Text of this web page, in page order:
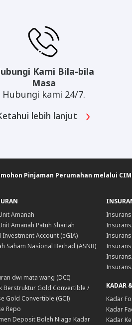
Kami Bila-bila
Masa
Hubungi kami 24/7.
lebih lanjut
Pinjaman Perumahan melalui
Amanah
Amanah Patuh Shariah
Investment Account (eGIA)
Saham Nasional Berhad (ASNB)
dwi mata wang (DCI)
Berstruktur Gold Convertible /
Gold Convertible (GCI)
Repo
Deposit Boleh Niaga Kadar
KADAR
Kadar
Kadar
Kadar